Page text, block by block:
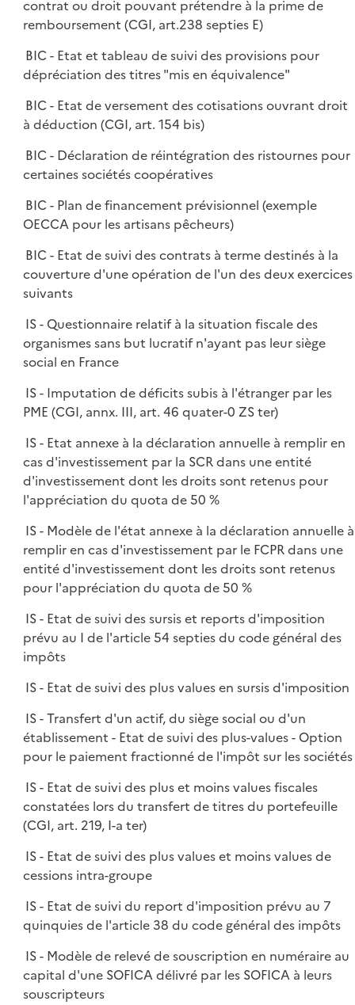
contrat ou droit pouvant prétendre à la prime de
remboursement (CGI, art.238 septies E)
BIC - Etat et tableau de suivi des provisions pour
dépréciation des titres "mis en équivalence"
BIC - Etat de versement des cotisations ouvrant droit
à déduction (CGI, art. 154 bis)
BIC - Déclaration de réintégration des ristournes pour
certaines sociétés coopératives
BIC - Plan de financement prévisionnel (exemple
OECCA pour les artisans pêcheurs)
BIC - Etat de suivi des contrats à terme destinés à la
couverture d'une opération de l'un des deux exercices
suivants
IS - Questionnaire relatif à la situation fiscale des
organismes sans but lucratif n'ayant pas leur siège
social en France
IS - Imputation de déficits subis à l'étranger par les
PME (CGI, annx. III, art. 46 quater-0 ZS ter)
IS - Etat annexe à la déclaration annuelle à remplir en
cas d'investissement par la SCR dans une entité
d'investissement dont les droits sont retenus pour
l'appréciation du quota de 50 %
IS - Modèle de l'état annexe à la déclaration annuelle à
remplir en cas d'investissement par le FCPR dans une
entité d'investissement dont les droits sont retenus
pour l'appréciation du quota de 50 %
IS - Etat de suivi des sursis et reports d'imposition
prévu au I de l'article 54 septies du code général des
impôts
IS - Etat de suivi des plus values en sursis d'imposition
IS - Transfert d'un actif, du siège social ou d'un
établissement - Etat de suivi des plus-values - Option
pour le paiement fractionné de l'impôt sur les sociétés
IS - Etat de suivi des plus et moins values fiscales
constatées lors du transfert de titres du portefeuille
(CGI, art. 219, I-a ter)
IS - Etat de suivi des plus values et moins values de
cessions intra-groupe
IS - Etat de suivi du report d'imposition prévu au 7
quinquies de l'article 38 du code général des impôts
IS - Modèle de relevé de souscription en numéraire au
capital d'une SOFICA délivré par les SOFICA à leurs
souscripteurs